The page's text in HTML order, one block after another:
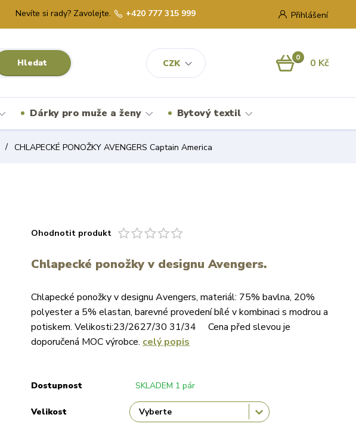
CZK
Přihlášení
Hledat
Nevíte si rady? Zavolejte. +420 777 315 999
0 0 Kč
Dárky pro muže a ženy Bytový textil
CHLAPECKÉ PONOŽKY AVENGERS Captain America
Ohodnotit produkt
Chlapecké ponožky v designu Avengers.
Chlapecké ponožky v designu Avengers, materiál: 75% bavlna, 20%
polyester a 5% elastan, barevné provedení bílé v kombinaci s modrou a
potiskem. Velikosti:23/2627/30 31/34 Cena před slevou je
doporučená MOC výrobce. celý popis
Dostupnost SKLADEM 1 pár
Velikost